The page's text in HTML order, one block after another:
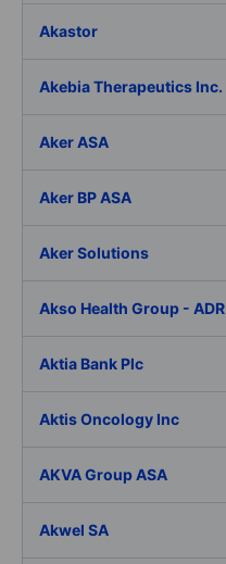
Akastor
Akebia Therapeutics Inc.
Aker ASA
Aker BP ASA
Aker Solutions
Akso Health Group - ADR
Aktia Bank Plc
Aktis Oncology Inc
AKVA Group ASA
Akwel SA